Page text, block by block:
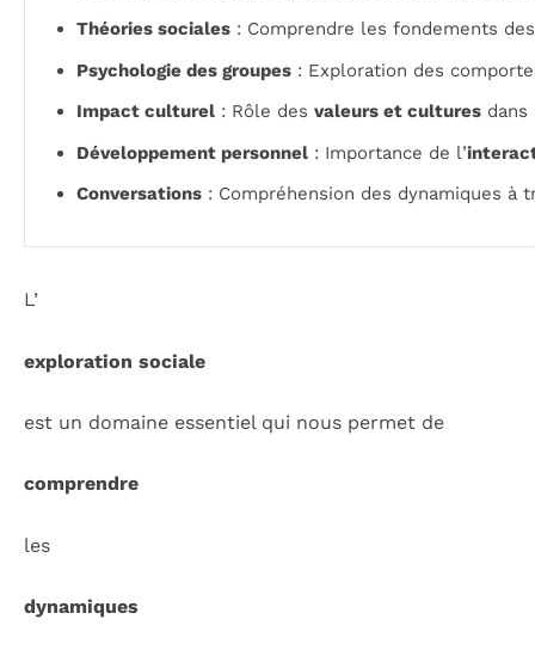
Théories sociales : Comprendre les fondements
Psychologie des groupes : Exploration des
Impact culturel : Rôle des valeurs et cultures
Développement personnel : Importance de l’
Conversations : Compréhension des dynamiques à
L’
exploration sociale
est un domaine essentiel qui nous permet de
comprendre
les
dynamiques